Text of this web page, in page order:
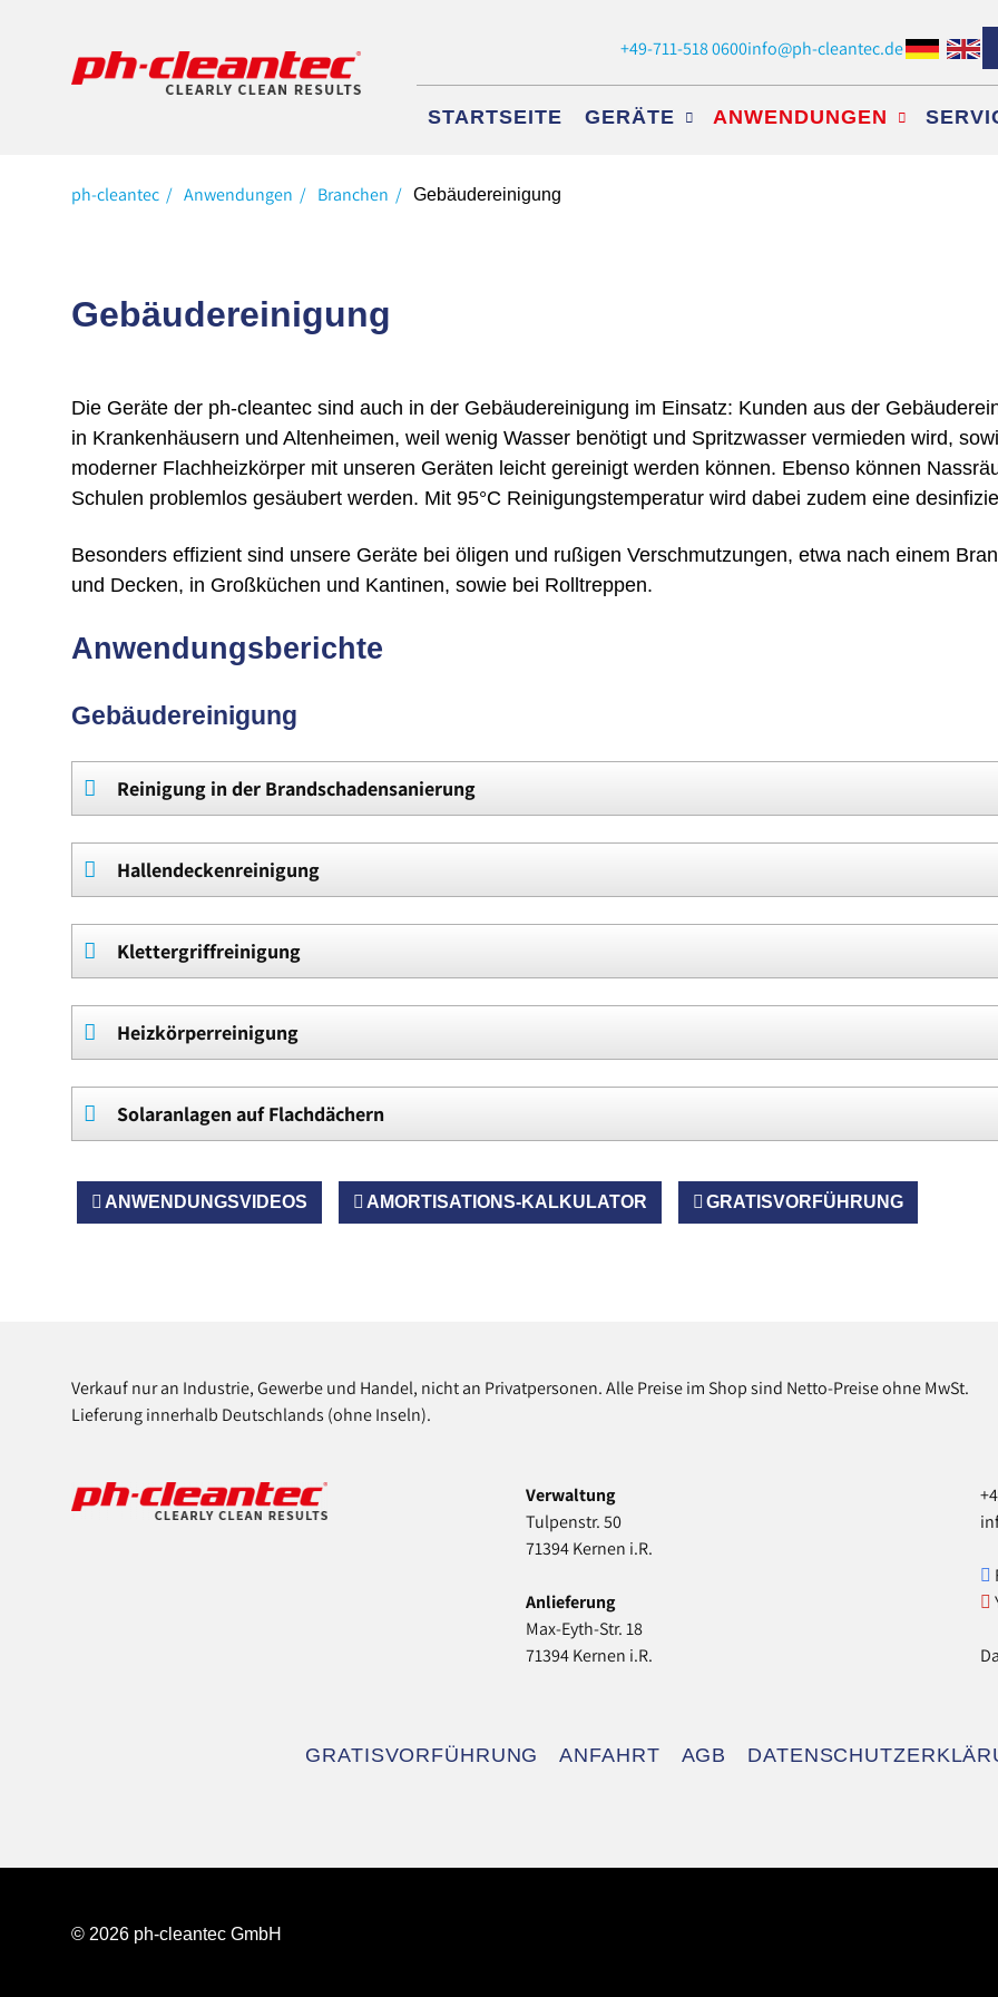
+49-711-518 0600info@ph-cleantec.de
überspringen
STARTSEITE GERÄTE ANWENDUNGEN
ph-cleantec Anwendungen Branchen Gebäudereinigung
Gebäudereinigung
Die Geräte der ph-cleantec sind auch in der Gebäudereinigung im Einsatz: Kunden aus der
in Krankenhäusern und Alten­heimen, weil wenig Was­ser benötigt und Spritzwasser vermieden wird,
moderner Flachheizkörper mit unseren Geräten leicht gereinigt wer­den kön­nen. Ebenso können
Schulen pro­blemlos ge­säu­bert werden. Mit 95°C Reinigungstemperatur wird dabei zudem eine
Besonders effizient sind unsere Geräte bei öligen und rußigen Ver­schmut­zun­gen, etwa nach einem
und Decken, in Großküchen und Kan­tinen, sowie bei Rolltreppen.
Anwendungsberichte
Gebäudereinigung
Navigation
überspringen
Reinigung in der Brandschadensanierung
Hallendeckenreinigung
Klettergriffreinigung
Heizkörperreinigung
Solaranlagen auf Flachdächern
ANWENDUNGSVIDEOS AMORTISATIONS-KALKULATOR GRATISVORFÜHRUNG
Verkauf nur an Industrie, Gewerbe und Handel, nicht an Privatpersonen. Alle Preise im Shop sind Netto-Preise ohne MwSt.
Lieferung innerhalb Deutschlands (ohne Inseln).
Verwaltung
Tulpenstr. 50
71394 Kernen i.R.
Anlieferung
Max-Eyth-Str. 18
71394 Kernen i.R.
GRATISVORFÜHRUNG ANFAHRT AGB
© 2026 ph-cleantec GmbH